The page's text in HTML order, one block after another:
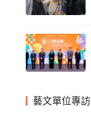
藝文單位專訪